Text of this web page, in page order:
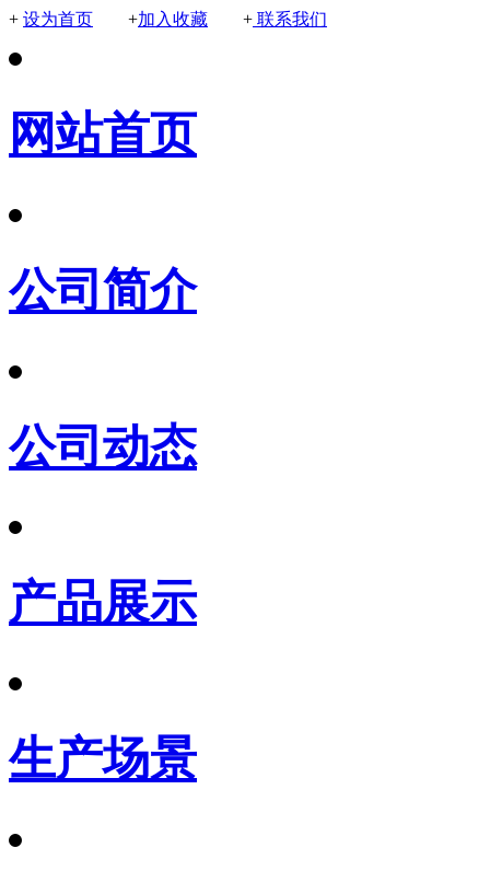
+ 设为首页 +加入收藏 + 联系我们
网站首页
公司简介
公司动态
产品展示
生产场景